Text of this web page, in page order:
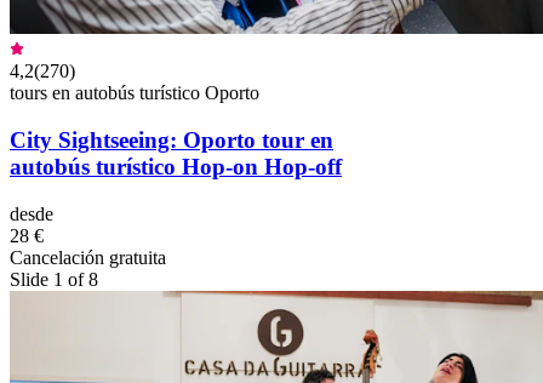
4,2(270)
tours en autobús turístico Oporto
City Sightseeing: Oporto tour en
autobús turístico Hop-on Hop-off
desde
28 €
Cancelación gratuita
Slide 1 of 8